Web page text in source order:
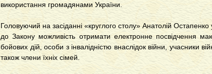
використання громадянами України.
Головуючий на засіданні «круглого столу» Анатолій
до Закону можливість отримати електронне посвідчення
бойових дій, особи з інвалідністю внаслідок війни, учасники
також члени їхніх сімей.